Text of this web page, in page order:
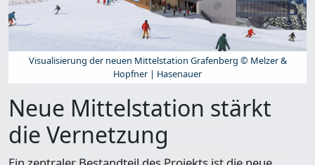
Visualisierung der neuen Mittelstation Grafenberg © Melzer &
Hopfner | Hasenauer
Neue Mittelstation stärkt
die Vernetzung